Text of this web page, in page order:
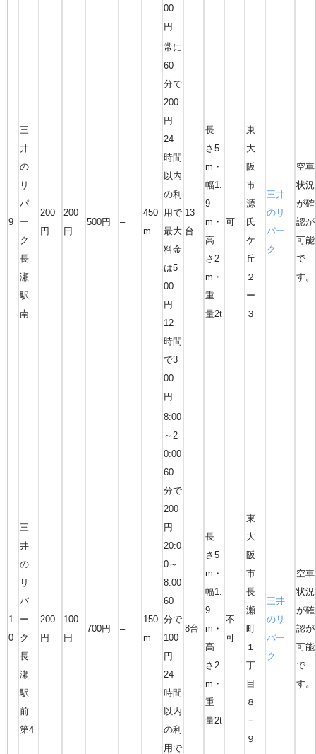
00
円
9
三
井
の
リ
パ
ー
ク
長
瀬
駅
南
200
円
200
円
500円 –
450
m
常に
60
分で
200
円
24
時間
以内
の利
用で
最大
料金
は5
00
円
12
時間
で3
00
円
13
台
長
さ5
m・
幅1.
9
m・
高
さ2
m・
重
量2t
可
東
大
阪
市
源
氏
ケ
丘
２
ー
３
三井
のリ
パー
ク
空車
状況
が確
認が
可能
で
す。
1
0
三
井
の
リ
パ
ー
ク
長
瀬
駅
前
第4
200
円
100
円
700円 –
150
m
8:00
～2
0:00
60
分で
200
円
20:0
0～
8:00
60
分で
100
円
24
時間
以内
の利
用で
8台
長
さ5
m・
幅1.
9
m・
高
さ2
m・
重
量2t
不
可
東
大
阪
市
長
瀬
町
１
丁
目
８
－
９
三井
のリ
パー
ク
空車
状況
が確
認が
可能
で
す。